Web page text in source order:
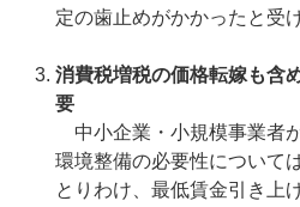
定の歯止めがかかったと受
消費税増税の価格転嫁も含
要
中小企業・小規模事業者
環境整備の必要性について
とりわけ、最低賃金引き上